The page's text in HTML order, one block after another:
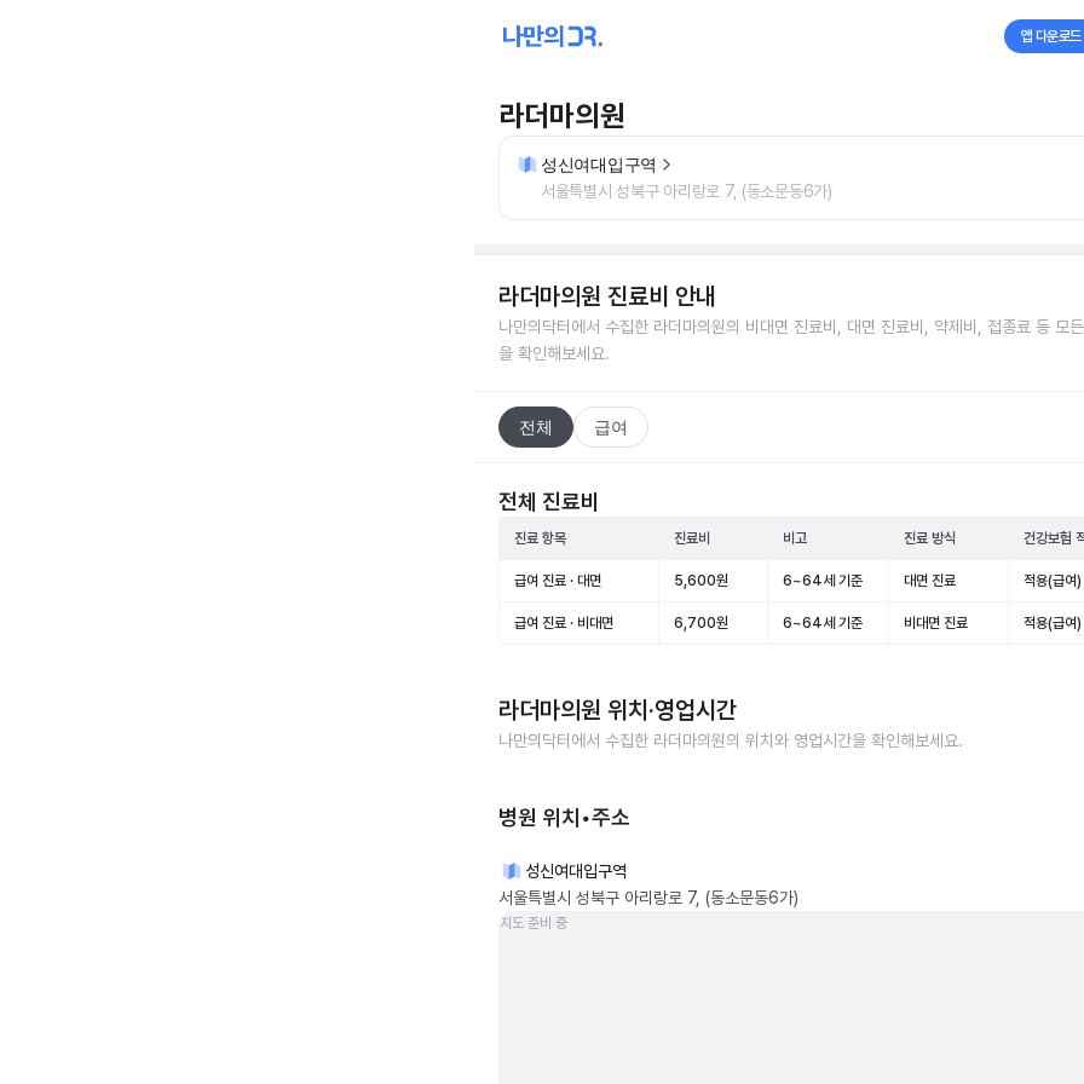
앱 다운로드
라더마의원
성신여대입구역
서울특별시 성북구 아리랑로 7, (동소문동6가)
라더마의원 진료비 안내
나만의닥터에서 수집한 라더마의원의 비대면 진료비, 대면 진료비, 약제비, 접종료 등 모
을 확인해보세요.
전체 급여
전체 진료비
진료 항목 진료비 비고 진료 방식 건강보험
급여 진료 · 대면 5,600원 6~64세 기준 대면 진료 적용(급여)
급여 진료 · 비대면 6,700원 6~64세 기준 비대면 진료 적용(급여)
라더마의원 위치·영업시간
나만의닥터에서 수집한 라더마의원의 위치와 영업시간을 확인해보세요.
병원 위치•주소
성신여대입구역
서울특별시 성북구 아리랑로 7, (동소문동6가)
지도 준비 중